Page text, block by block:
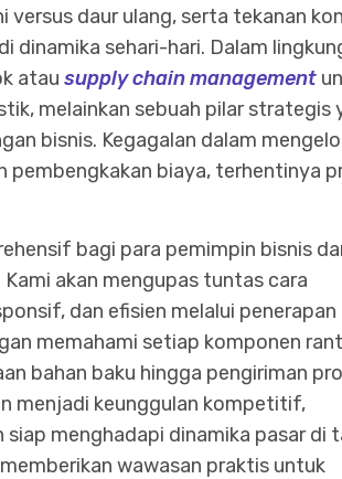
daur ulang, serta tekanan
dinamika sehari-hari. Dalam
atau supply chain management
melainkan sebuah pilar strategis
bisnis. Kegagalan dalam
biaya, terhentinya
bagi para pemimpin bisnis
akan mengupas tuntas cara
dan efisien melalui penerapan
memahami setiap komponen
bahan baku hingga pengiriman
menjadi keunggulan kompetitif,
menghadapi dinamika pasar di
wawasan praktis untuk